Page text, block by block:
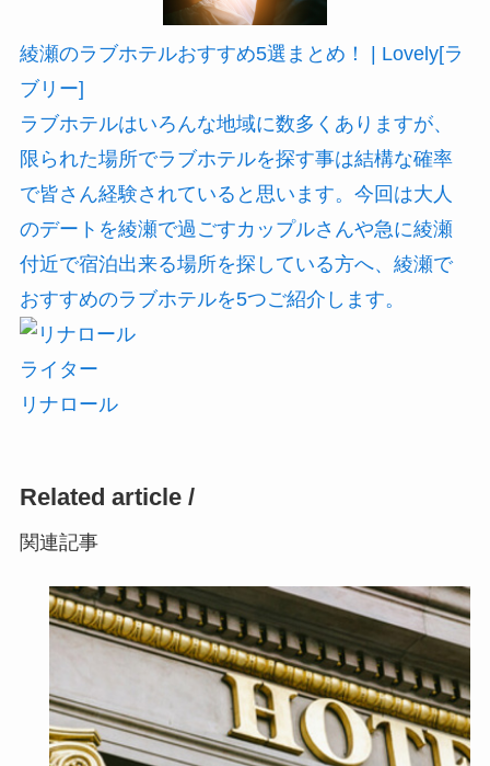
綾瀬のラブホテルおすすめ5選まとめ！ | Lovely[ラ
ブリー]
ラブホテルはいろんな地域に数多くありますが、
限られた場所でラブホテルを探す事は結構な確率
で皆さん経験されていると思います。今回は大人
のデートを綾瀬で過ごすカップルさんや急に綾瀬
付近で宿泊出来る場所を探している方へ、綾瀬で
おすすめのラブホテルを5つご紹介します。
ライター
リナロール
Related article /
関連記事